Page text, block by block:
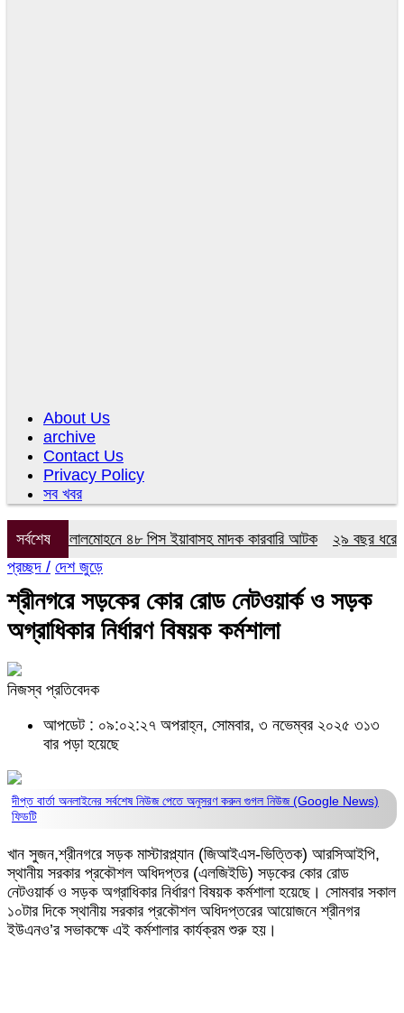
About Us
archive
Contact Us
Privacy Policy
সব খবর
সর্বশেষলালমোহনে ৪৮ পিস ইয়াবাসহ মাদক কারবারি আটক
২৯ বছর ধরে নেই
প্রচ্ছদ / দেশ জুড়ে
শ্রীনগরে সড়কের কোর রোড নেটওয়ার্ক ও সড়ক
অগ্রাধিকার নির্ধারণ বিষয়ক কর্মশালা
নিজস্ব প্রতিবেদক
আপডেট : ০৯:০২:২৭ অপরাহ্ন, সোমবার, ৩ নভেম্বর ২০২৫ ৩১৩
বার পড়া হয়েছে
দীপ্ত বার্তা অনলাইনের সর্বশেষ নিউজ পেতে অনুসরণ করুনগুগল নিউজ (Google News)
ফিডটি
খান সুজন,শ্রীনগরে সড়ক মাস্টারপ্ল্যান (জিআইএস-ভিত্তিক) আরসিআইপি,
স্থানীয় সরকার প্রকৌশল অধিদপ্তর (এলজিইডি) সড়কের কোর রোড
নেটওয়ার্ক ও সড়ক অগ্রাধিকার নির্ধারণ বিষয়ক কর্মশালা হয়েছে। সোমবার সকাল
১০টার দিকে স্থানীয় সরকার প্রকৌশল অধিদপ্তরের আয়োজনে শ্রীনগর
ইউএনও’র সভাকক্ষে এই কর্মশালার কার্যক্রম শুরু হয়।